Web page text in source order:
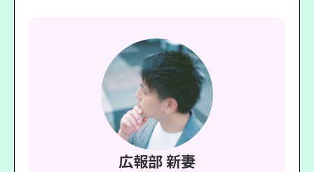
広報部 新妻